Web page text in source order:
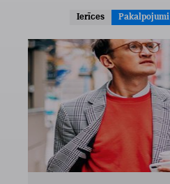
Ierīces Pakalpojumi